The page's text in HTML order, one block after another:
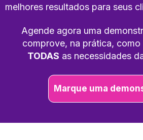
melhores resultados para seus
Agende agora uma
comprove, na prática,
TODAS as necessidades
Marque uma